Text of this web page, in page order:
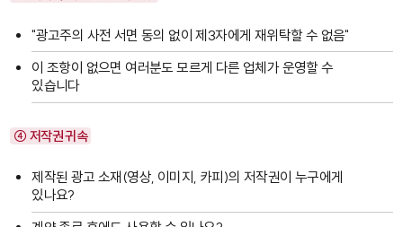
"광고주의 사전 서면 동의 없이 제3자에게 재위탁할 수 없음"
이 조항이 없으면 여러분도 모르게 다른 업체가 운영할 수
있습니다
④ 저작권 귀속
제작된 광고 소재(영상, 이미지, 카피)의 저작권이 누구에게
있나요?